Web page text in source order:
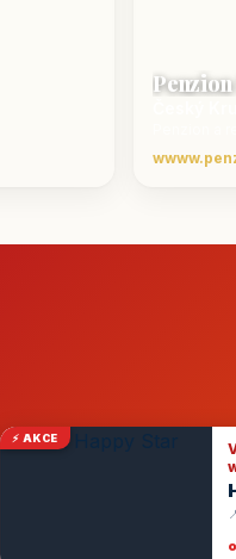
⚡ AKCE